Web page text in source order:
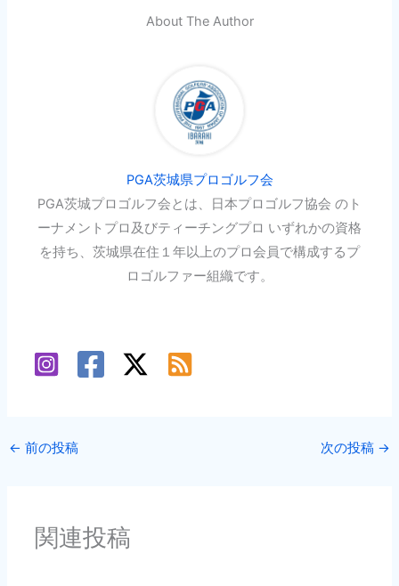
About The Author
PGA茨城県プロゴルフ会
PGA茨城プロゴルフ会とは、日本プロゴルフ協会 のト
ーナメントプロ及びティーチングプロ いずれかの資格
を持ち、茨城県在住１年以上のプロ会員で構成するプ
ロゴルファー組織です。
← 前の投稿 次の投稿 →
関連投稿